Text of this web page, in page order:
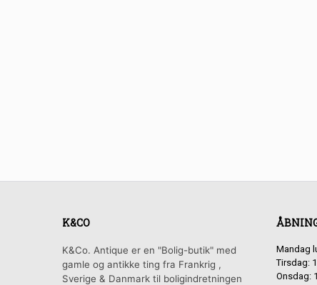
K&CO
K&Co. Antique er en "Bolig-butik" med
gamle og antikke ting fra Frankrig ,
Sverige & Danmark til boligindretningen
Mandag
Tirsdag:
Onsdag: